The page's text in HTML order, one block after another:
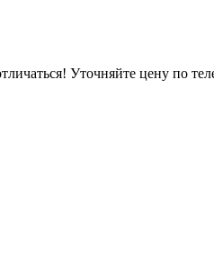
Уточняйте цену по